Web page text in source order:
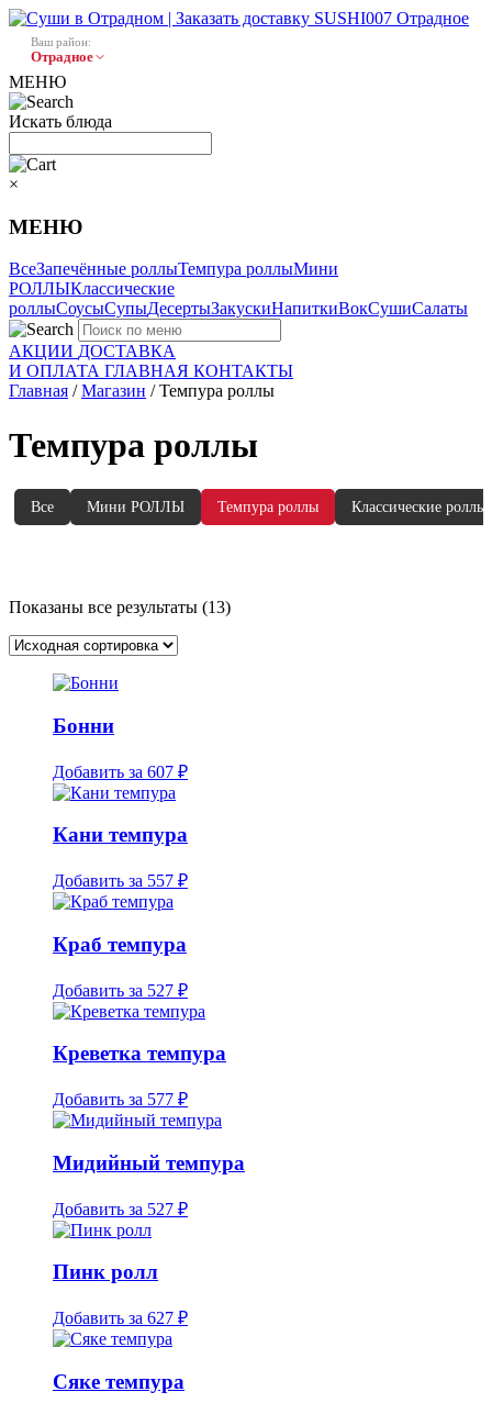
Ваш район:
Отрадное
МЕНЮ
Искать блюда
×
МЕНЮ
ВсеЗапечённые роллыТемпура роллыМини
РОЛЛЫКлассические
роллыСоусыСупыДесертыЗакускиНапиткиВокСушиСалаты
АКЦИИ ДОСТАВКА
И ОПЛАТА ГЛАВНАЯ КОНТАКТЫ
Главная /Магазин / Темпура роллы
Темпура роллы
Все Мини РОЛЛЫ Темпура роллы Классические роллы
Показаны все результаты (13)
Бонни
Добавить за 607 ₽
Кани темпура
Добавить за 557 ₽
Краб темпура
Добавить за 527 ₽
Креветка темпура
Добавить за 577 ₽
Мидийный темпура
Добавить за 527 ₽
Пинк ролл
Добавить за 627 ₽
Сяке темпура